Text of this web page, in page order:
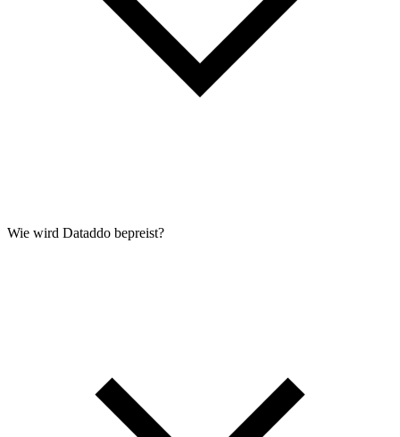
Wie wird Dataddo bepreist?